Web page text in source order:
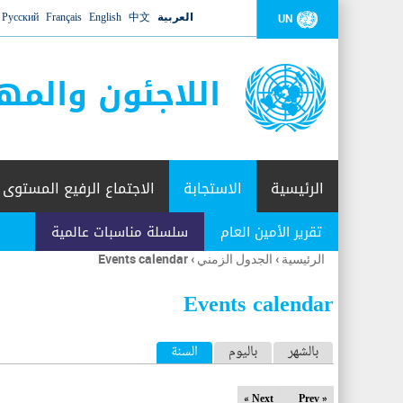
UN العربية 中文
English
Français
Русский
اللاجئون
الرئيسية الاستجابة
تقرير الأمين العام سلسلة مناسبات عالمية
الاجتماع الرفيع المستوى
أنت
هنا
الرئيسية › الجدول الزمني ›
Events calendar
Events calendar
ا
ل
بالشهر باليوم السنة (علامة التبويب النشطة)